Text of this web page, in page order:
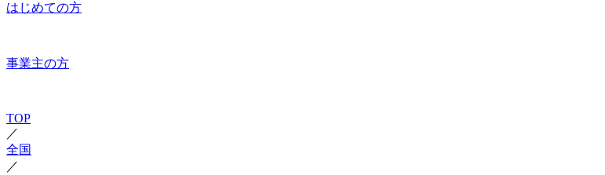
はじめての方
事業主の方
TOP
／
全国
／